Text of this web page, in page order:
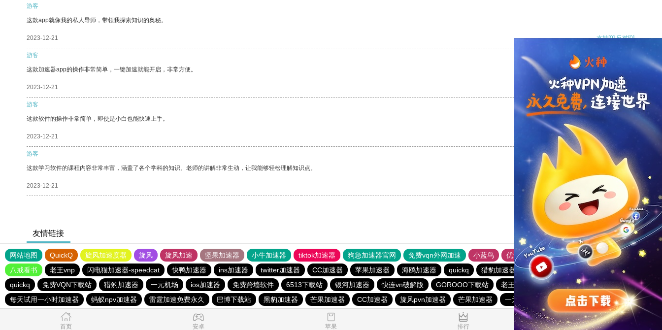
游客
这款app就像我的私人导师，带领我探索知识的奥秘。
2023-12-21 支持[0] 反对[0]
游客
这款加速器app的操作非常简单，一键加速就能开启，非常方便。
2023-12-21 支持[0] 反对
游客
这款软件的操作非常简单，即使是小白也能快速上手。
2023-12-21 支持
游客
这款学习软件的课程内容非常丰富，涵盖了各个学科的知识。老师的讲解非常生动，让我能够轻松理解知识点。
2023-12-21 支持 反对 [0]
友情链接
网站地图 QuickQ 旋风加速度器 旋风 旋风加速 坚果加速器 小牛加速器 tiktok加速器 狗急加速器官网 免费vqn外网加速 小蓝鸟 优途加速器官网 风驰加速器
旋风加速器
八戒看书
老王vnp 闪电猫加速器-speedcat 快鸭加速器 ins加速器 twitter加速器 CC加速器 苹果加速器 海鸥加速器 quickq 猎豹加速器 油管加速器
手机外国加速器官网
quickq
免费VQN下载站 猎豹加速器 一元机场 ios加速器 免费跨墙软件 6513下载站 银河加速器 快连vn破解版 GOROOO下载站 老王vnp
银河加速器
每天试用一小时加速器
蚂蚁npv加速器 雷霆加速免费永久 巴博下载站 黑豹加速器 芒果加速器 CC加速器 旋风pvn加速器 芒果加速器 一元机场
首页 安卓 苹果 排行 推荐